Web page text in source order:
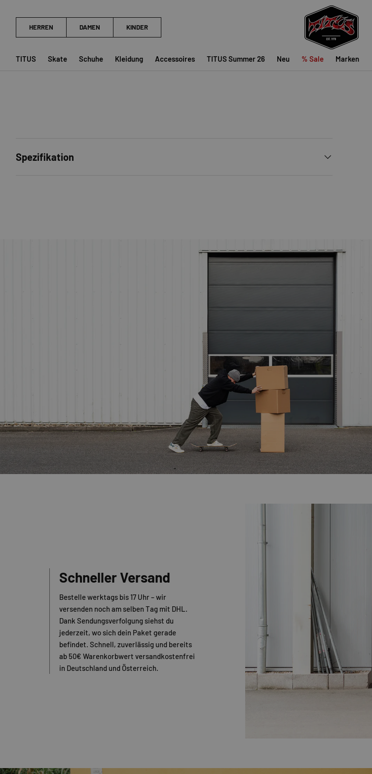
TITUS Skate Schuhe Kleidung Accessoires TITUS Summer 26 Neu % Sale Marken
Spezifikation
Schneller Versand
Bestelle werktags bis 17 Uhr – wir
versenden noch am selben Tag mit DHL.
Dank Sendungsverfolgung siehst du
jederzeit, wo sich dein Paket gerade
befindet. Schnell, zuverlässig und bereits
ab 50€ Warenkorbwert versandkostenfrei
in Deutschland und Österreich.